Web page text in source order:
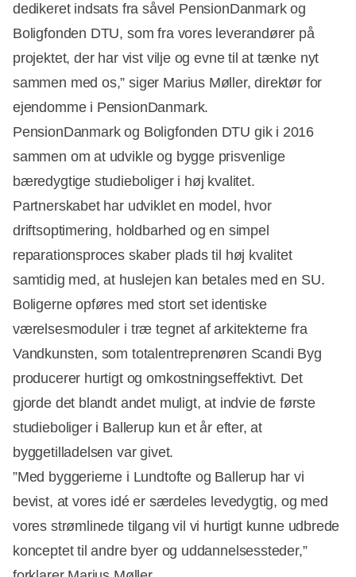
dedikeret indsats fra såvel PensionDanmark og
Boligfonden DTU, som fra vores leverandører på
projektet, der har vist vilje og evne til at tænke nyt
sammen med os,” siger Marius Møller, direktør for
ejendomme i PensionDanmark.
PensionDanmark og Boligfonden DTU gik i 2016
sammen om at udvikle og bygge prisvenlige
bæredygtige studieboliger i høj kvalitet.
Partnerskabet har udviklet en model, hvor
driftsoptimering, holdbarhed og en simpel
reparationsproces skaber plads til høj kvalitet
samtidig med, at huslejen kan betales med en SU.
Boligerne opføres med stort set identiske
værelsesmoduler i træ tegnet af arkitekterne fra
Vandkunsten, som totalentreprenøren Scandi Byg
producerer hurtigt og omkostningseffektivt. Det
gjorde det blandt andet muligt, at indvie de første
studieboliger i Ballerup kun et år efter, at
byggetilladelsen var givet.
”Med byggerierne i Lundtofte og Ballerup har vi
bevist, at vores idé er særdeles levedygtig, og med
vores strømlinede tilgang vil vi hurtigt kunne udbrede
konceptet til andre byer og uddannelsessteder,”